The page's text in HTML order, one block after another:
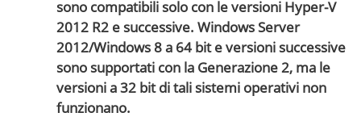
sono compatibili solo con le versioni Hyper-V
2012 R2 e successive. Windows Server
2012/Windows 8 a 64 bit e versioni successive
sono supportati con la Generazione 2, ma le
versioni a 32 bit di tali sistemi operativi non
funzionano.